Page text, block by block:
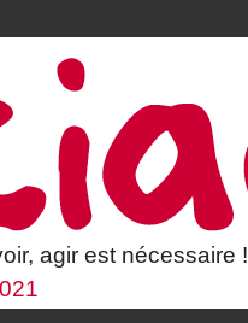
agir est nécessaire !